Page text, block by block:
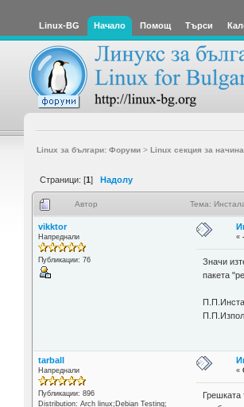
Linux-BG Начало Помощ Търси
Linux за българи: Форуми> Linux секция за
Страници: [1] Надолу
Автор Тема:
vikktor
Напреднали
Публикации: 76
«
Значи
пакета
tarball
Напреднали
Публикации: 896
Distribution: Arch linux;Debian Testing;
«